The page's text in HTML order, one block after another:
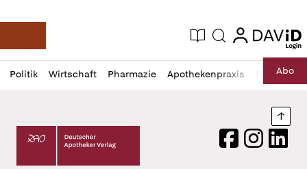
Deutsche Apotheker Zeitung
Aktuelle Ausgabe
Suche login
login
Politik Wirtschaft Pharmazie Apothekenpraxis RechtAbo
Profil
öffnen
Daz
Pur
Deutscher Apotheker Verlag Logo
FacebookInstagram